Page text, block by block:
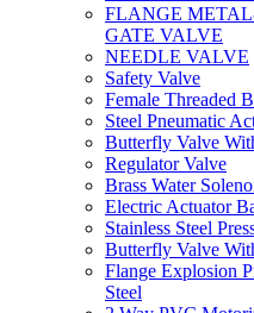
FLANGE
GATE VALVE
NEEDLE VALVE
Safety Valve
Female Threaded
Steel Pneumatic
Butterfly Valve
Regulator Valve
Brass Water
Electric Actuator
Stainless Steel
Butterfly Valve
Flange Explosion
Steel